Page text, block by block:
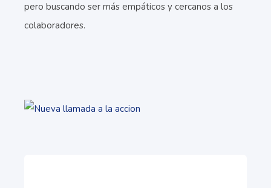
pero buscando ser más empáticos y cercanos a los
colaboradores.